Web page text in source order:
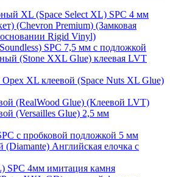
XL (Space Select XL) SPC 4 мм
(Chevron Premium) (Замковая
Rigid Vinyl)
SPC 7,5 мм с подложкой
(Stone XXL Glue) клеевая LVT
XL клеевой (Space Nuts XL Glue)
(RealWood Glue) (Клеевой LVT)
(Versailles Glue) 2,5 мм
с пробковой подложкой 5 мм
Английская елочка с
SPC 4мм имитация камня